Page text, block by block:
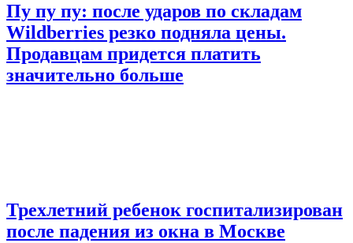
Пу пу пу: после ударов по складам
Wildberries резко подняла цены.
Продавцам придется платить
значительно больше
Трехлетний ребенок госпитализирован
после падения из окна в Москве